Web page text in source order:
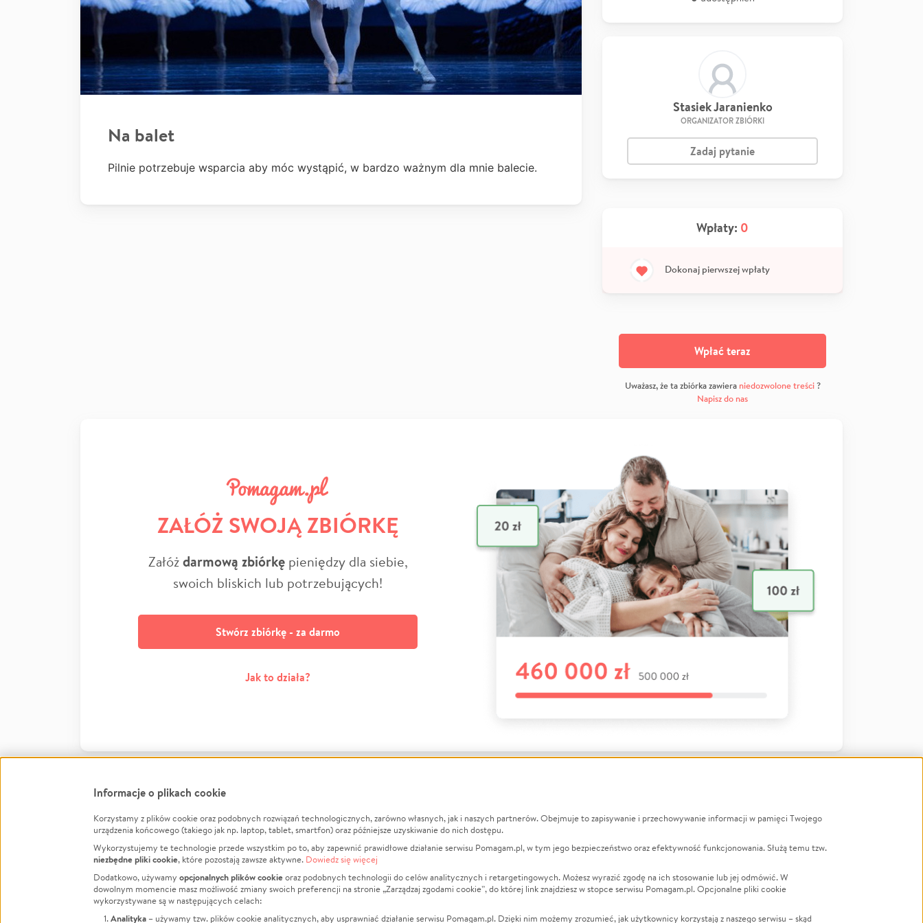
Na balet
Pilnie potrzebuje wsparcia aby móc wystąpić, w bardzo ważnym dla mnie balecie.
Stasiek Jaranienko
ORGANIZATOR ZBIÓRKI
Zadaj pytanie
Wpłaty: 0
Dokonaj pierwszej wpłaty
Wpłać teraz
Uważasz, że ta zbiórka zawiera niedozwolone treści?
Napisz do nas
ZAŁÓŻ SWOJĄ ZBIÓRKĘ
Załóżdarmową zbiórkępieniędzy dla siebie,
swoich bliskich lub potrzebujących!
Stwórz zbiórkę - za darmo
Jak to działa?
FacebookTwitter Instagram
LinkedInTikTok Youtube
Informacje
Jak to działa?
Regulamin
Polityka Prywatności
O nas
Opinie
Raporty
Za darmo
Zbieraj na
Leczenie
Zwierzęta
Pożar
LGBTQ+
Powódź
Wichura
Informacje o plikach cookie
Korzystamy z plików cookie oraz podobnych rozwiązań technologicznych, zarówno własnych, jak i naszych partnerów. Obejmuje to zapisywanie i przechowywanie informacji w pamięci Twojego
urządzenia końcowego (takiego jak np. laptop, tablet, smartfon) oraz późniejsze uzyskiwanie do nich dostępu.
Wykorzystujemy te technologie przede wszystkim po to, aby zapewnić prawidłowe działanie serwisu Pomagam.pl, w tym jego bezpieczeństwo oraz efektywność funkcjonowania. Służą temu tzw.
niezbędne pliki cookie, które pozostają zawsze aktywne. Dowiedz się więcej
Dodatkowo, używamy opcjonalnych plików cookieoraz podobnych technologii do celów analitycznych i retargetingowych. Możesz wyrazić zgodę na ich stosowanie lub jej odmówić. W
dowolnym momencie masz możliwość zmiany swoich preferencji na stronie „Zarządzaj zgodami cookie”, do której link znajdziesz w stopce serwisu Pomagam.pl. Opcjonalne pliki cookie
wykorzystywane są w następujących celach:
Analityka – używamy tzw. plików cookie analitycznych, aby usprawniać działanie serwisu Pomagam.pl. Dzięki nim możemy zrozumieć, jak użytkownicy korzystają z naszego serwisu – skąd